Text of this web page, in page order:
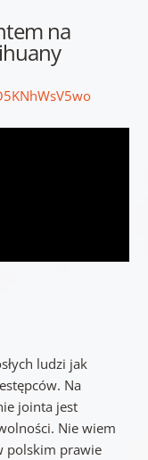
na
ludzi jak
Na
jointa jest
Nie wiem
polskim prawie